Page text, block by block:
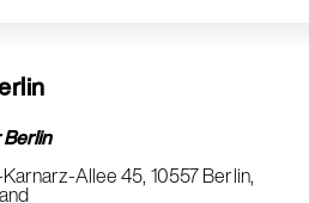
Allee 45, 10557 Berlin,